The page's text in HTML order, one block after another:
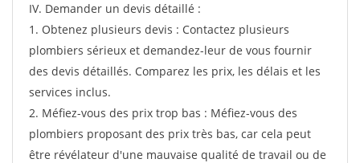
IV. Demander un devis détaillé :
1. Obtenez plusieurs devis : Contactez plusieurs
plombiers sérieux et demandez-leur de vous fournir
des devis détaillés. Comparez les prix, les délais et les
services inclus.
2. Méfiez-vous des prix trop bas : Méfiez-vous des
plombiers proposant des prix très bas, car cela peut
être révélateur d'une mauvaise qualité de travail ou de